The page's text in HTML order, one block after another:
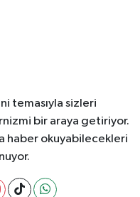
temasıyla sizleri
bir araya getiriyor.
haber okuyabilecekleri